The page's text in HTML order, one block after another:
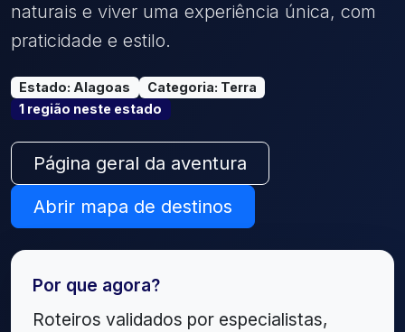
naturais e viver uma experiência única, com
praticidade e estilo.
Estado: Alagoas Categoria: Terra
1 região neste estado
Página geral da aventura
Abrir mapa de destinos
Por que agora?
Roteiros validados por especialistas,